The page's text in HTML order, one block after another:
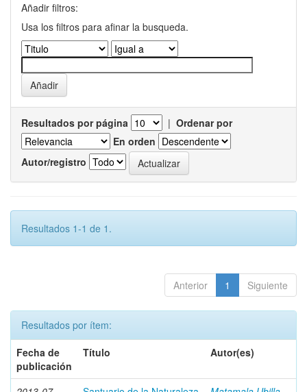
Añadir filtros:
Usa los filtros para afinar la busqueda.
Resultados por página | Ordenar por
En orden
Autor/registro
Resultados 1-1 de 1.
Anterior 1 Siguiente
Resultados por ítem:
Fecha de
publicación
Título Autor(es)